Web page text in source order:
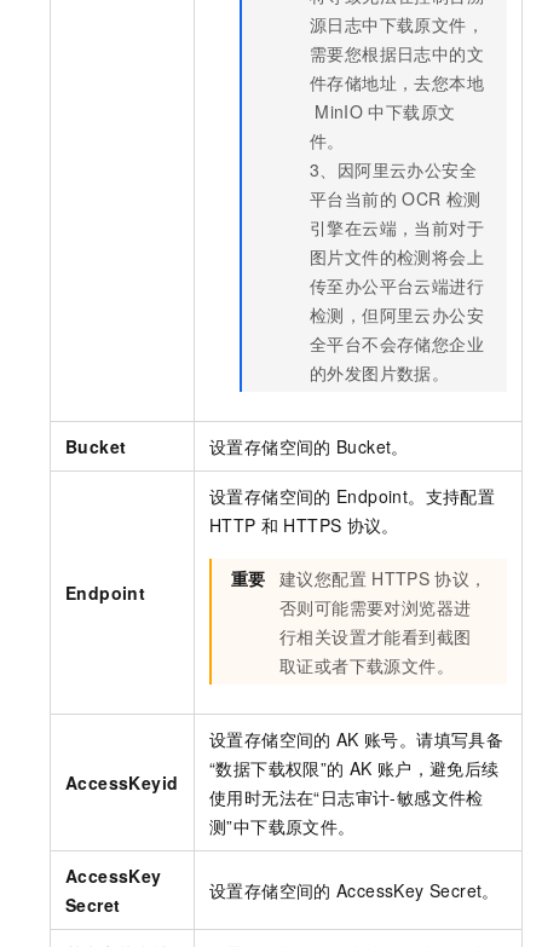
源日志中下载原文件，
需要您根据日志中的文
件存储地址，去您本地
MinIO 中下载原文
件。
3、因阿里云办公安全
平台当前的 OCR 检测
引擎在云端，当前对于
图片文件的检测将会上
传至办公平台云端进行
检测，但阿里云办公安
全平台不会存储您企业
的外发图片数据。
Bucket 设置存储空间的 Bucket。
Endpoint
设置存储空间的 Endpoint。支持配置
HTTP 和 HTTPS 协议。
重要 建议您配置 HTTPS 协议，
否则可能需要对浏览器进
行相关设置才能看到截图
取证或者下载源文件。
AccessKeyid
设置存储空间的 AK 账号。请填写具备
“数据下载权限”的 AK 账户，避免后续
使用时无法在“日志审计-敏感文件检
测”中下载原文件。
AccessKey
Secret
设置存储空间的 AccessKey Secret。